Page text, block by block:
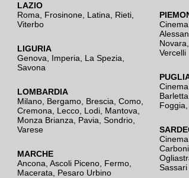
LAZIO
Roma
Frosinone Latina Rieti
Viterbo
LIGURIA
Genova
Imperia La Spezia
Savona
LOMBARDIA
Milano Bergamo Brescia, Como
Cremona
Lecco Lodi Mantova
Monza Brianza
Pavia Sondrio
Varese
MARCHE
Ancona Ascoli Piceno Fermo
Macerata
Pesaro Urbino
Novara
Vercelli
Foggia
Sassari